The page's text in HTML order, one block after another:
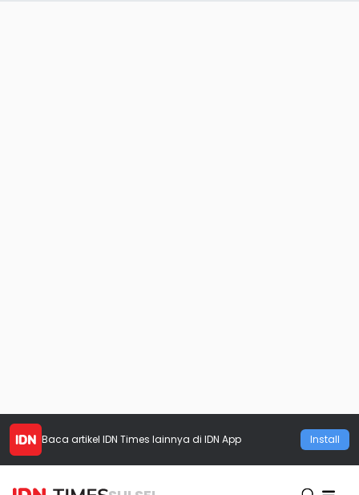
Baca artikel IDN Times lainnya di IDN App Install